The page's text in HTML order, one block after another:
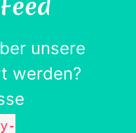
unsere
werden?